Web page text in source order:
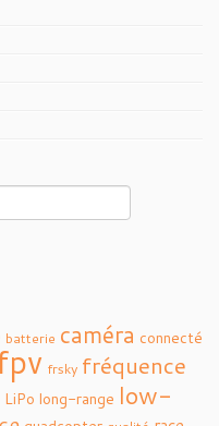
batterie caméra connecté
frsky fréquence
LiPo long-range low-